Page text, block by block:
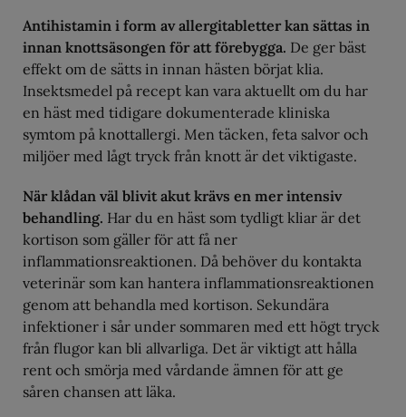
Antihistamin i form av allergitabletter kan sättas in
innan knottsäsongen för att förebygga. De ger bäst
effekt om de sätts in innan hästen börjat klia.
Insektsmedel på recept kan vara aktuellt om du har
en häst med tidigare dokumenterade kliniska
symtom på knottallergi. Men täcken, feta salvor och
miljöer med lågt tryck från knott är det viktigaste.
När klådan väl blivit akut krävs en mer intensiv
behandling. Har du en häst som tydligt kliar är det
kortison som gäller för att få ner
inflammationsreaktionen. Då behöver du kontakta
veterinär som kan hantera inflammationsreaktionen
genom att behandla med kortison. Sekundära
infektioner i sår under sommaren med ett högt tryck
från flugor kan bli allvarliga. Det är viktigt att hålla
rent och smörja med vårdande ämnen för att ge
såren chansen att läka.